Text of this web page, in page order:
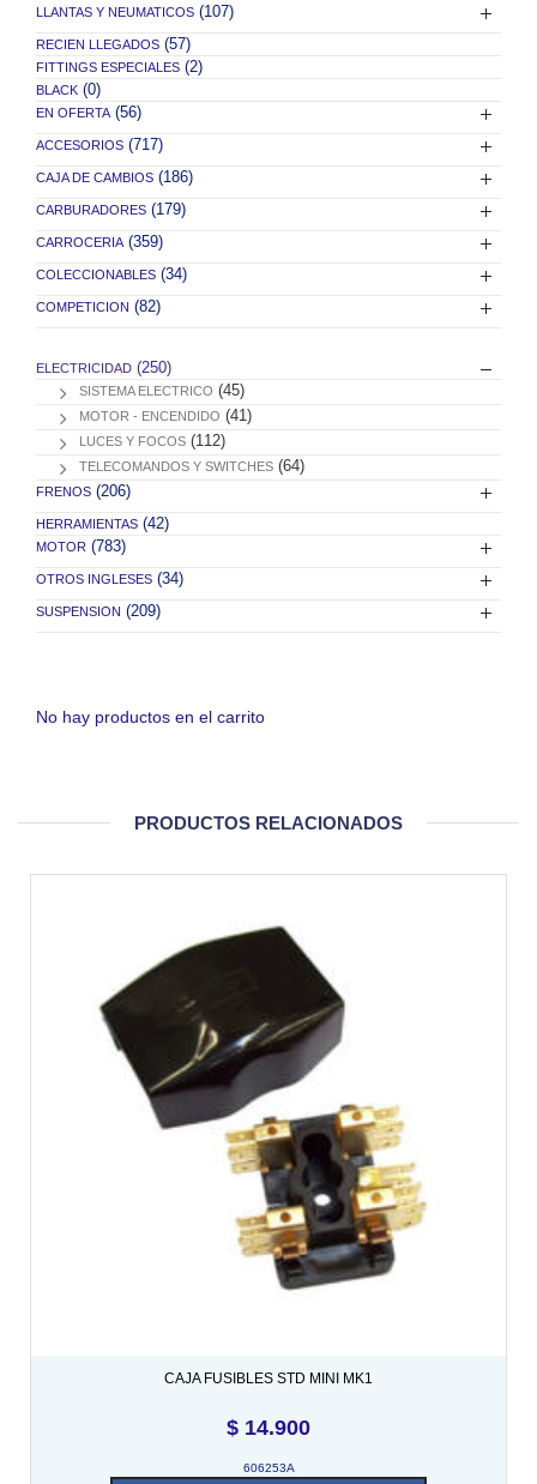
LLANTAS Y NEUMATICOS (107)
RECIEN LLEGADOS (57)
FITTINGS ESPECIALES (2)
BLACK (0)
EN OFERTA (56)
ACCESORIOS (717)
CAJA DE CAMBIOS (186)
CARBURADORES (179)
CARROCERIA (359)
COLECCIONABLES (34)
COMPETICION (82)
ELECTRICIDAD (250)
SISTEMA ELECTRICO (45)
MOTOR - ENCENDIDO (41)
LUCES Y FOCOS (112)
TELECOMANDOS Y SWITCHES (64)
FRENOS (206)
HERRAMIENTAS (42)
MOTOR (783)
OTROS INGLESES (34)
SUSPENSION (209)
No hay productos en el carrito
PRODUCTOS RELACIONADOS
CAJA FUSIBLES STD MINI MK1
$ 14.900
606253A